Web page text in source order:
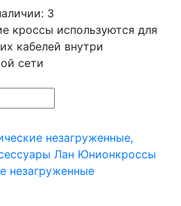
3
кроссы используются для
кабелей внутри
сети
незагруженные,
Лан Юнионкроссы
незагруженные